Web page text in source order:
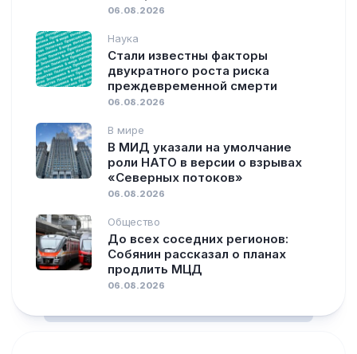
06.08.2026
Наука
Стали известны факторы
двукратного роста риска
преждевременной смерти
06.08.2026
В мире
В МИД указали на умолчание
роли НАТО в версии о взрывах
«Северных потоков»
06.08.2026
Общество
До всех соседних регионов:
Собянин рассказал о планах
продлить МЦД
06.08.2026